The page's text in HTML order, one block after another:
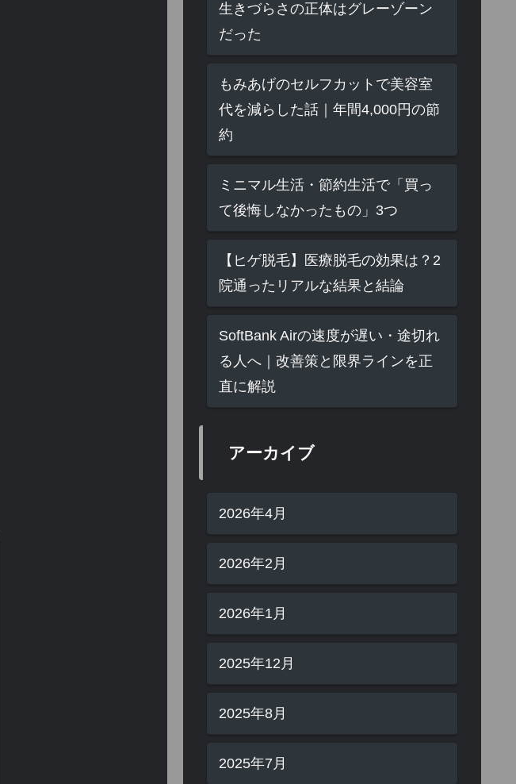
生きづらさの正体はグレーゾーン
だった
もみあげのセルフカットで美容室
代を減らした話｜年間4,000円の節
約
ミニマル生活・節約生活で「買っ
て後悔しなかったもの」3つ
【ヒゲ脱毛】医療脱毛の効果は？2
院通ったリアルな結果と結論
SoftBank Airの速度が遅い・途切れ
る人へ｜改善策と限界ラインを正
直に解説
アーカイブ
2026年4月
2026年2月
2026年1月
2025年12月
2025年8月
2025年7月